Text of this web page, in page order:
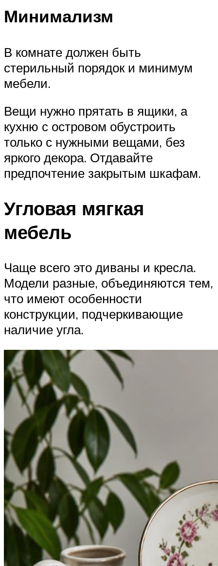
Минимализм
В комнате должен быть
стерильный порядок и минимум
мебели.
Вещи нужно прятать в ящики, а
кухню с островом обустроить
только с нужными вещами, без
яркого декора. Отдавайте
предпочтение закрытым шкафам.
Угловая мягкая
мебель
Чаще всего это диваны и кресла.
Модели разные, объединяются тем,
что имеют особенности
конструкции, подчеркивающие
наличие угла.